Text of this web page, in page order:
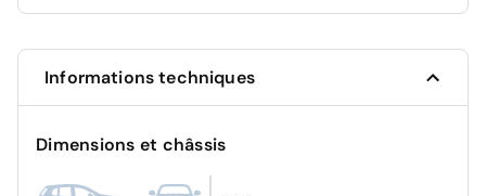
démarrage en côte
Frein de parking assisté
Allumage automatique des feux et des essuie-glaces
Détecteur d'angles morts
Airbag frontal conducteur et passager
Informations techniques
Dimensions et châssis